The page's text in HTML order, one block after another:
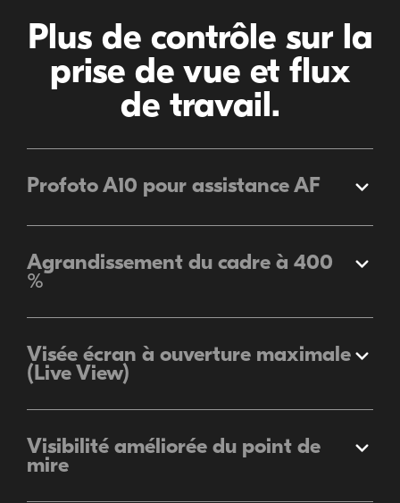
Plus de contrôle sur la
prise de vue et flux
de travail.
Élargir
Profoto A10 pour assistance AF
Élargir
Agrandissement du cadre à 400
%
Élargir
Visée écran à ouverture maximale
(Live View)
Élargir
Visibilité améliorée du point de
mire